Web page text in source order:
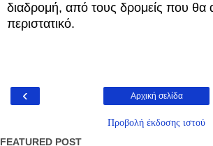
διαδρομή, από τους δρομείς που θα
περιστατικό.
‹ Αρχική σελίδα
Προβολή έκδοσης ιστού
FEATURED POST